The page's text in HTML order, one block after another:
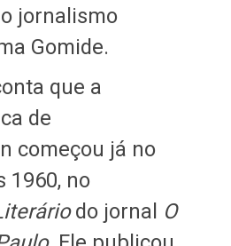
jornalismo
Gomide.
que a
de
começou já no
1960, no
do jornal O